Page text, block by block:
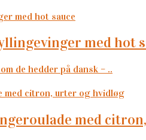
med hot
de hedder på dansk – ..
med